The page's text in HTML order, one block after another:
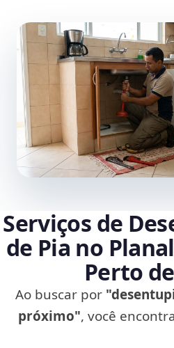
Serviços de
de Pia no
Perto
Ao buscar por
próximo", você